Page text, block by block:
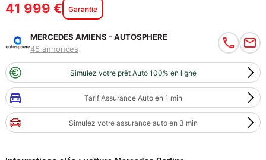
41 999 € Garantie
MERCEDES AMIENS - AUTOSPHERE
45 annonces
Simulez votre prêt Auto 100% en ligne
Tarif Assurance Auto en 1 min
Simulez votre assurance auto en 3 min